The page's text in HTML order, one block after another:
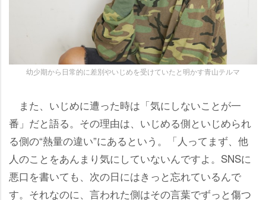
幼少期から日常的に差別やいじめを受けていたと明かす青山テルマ
また、いじめに遭った時は「気にしないことが一
番」だと語る。その理由は、いじめる側といじめられ
る側の“熱量の違い”にあるという。「人ってまず、他
人のことをあんまり気にしていないんですよ。SNSに
悪口を書いても、次の日にはきっと忘れているんで
す。それなのに、言われた側はその言葉でずっと傷つ